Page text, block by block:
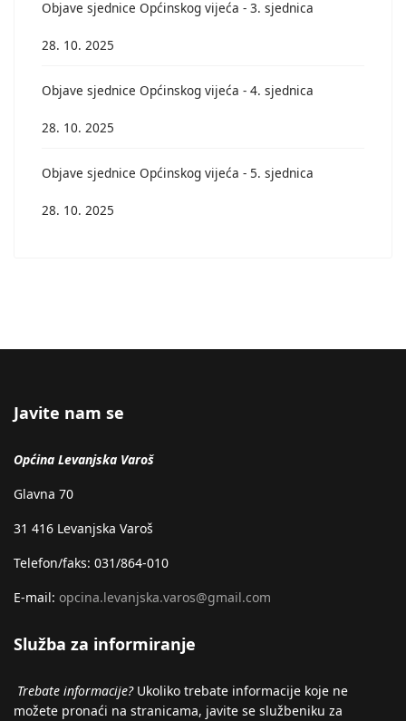
Objave sjednice Općinskog vijeća - 3. sjednica
28. 10. 2025
Objave sjednice Općinskog vijeća - 4. sjednica
28. 10. 2025
Objave sjednice Općinskog vijeća - 5. sjednica
28. 10. 2025
Javite nam se
Općina Levanjska Varoš
Glavna 70
31 416 Levanjska Varoš
Telefon/faks: 031/864-010
E-mail: opcina.levanjska.varos@gmail.com
Služba za informiranje
Trebate informacije?Ukoliko trebate informacije koje ne
možete pronaći na stranicama, javite se službeniku za